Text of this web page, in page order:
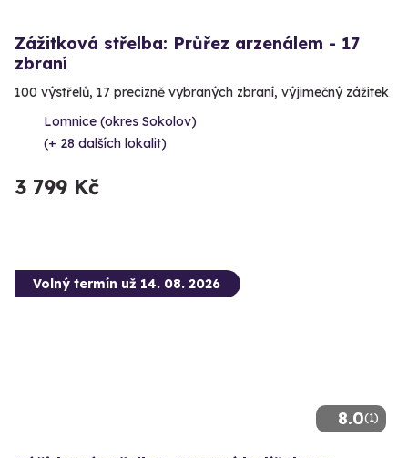
Zážitková střelba: Průřez arzenálem - 17
zbraní
100 výstřelů, 17 precizně vybraných zbraní, výjimečný zážitek
Lomnice (okres Sokolov)
(+ 28 dalších lokalit)
3 799 Kč
8.0(1)
Volný termín už 14. 08. 2026